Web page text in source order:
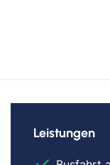
Leistungen